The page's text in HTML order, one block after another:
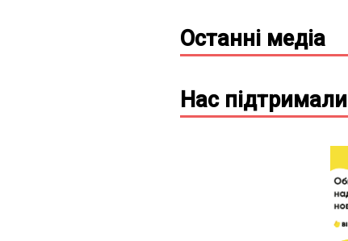
Останні медіа
Нас підтримали